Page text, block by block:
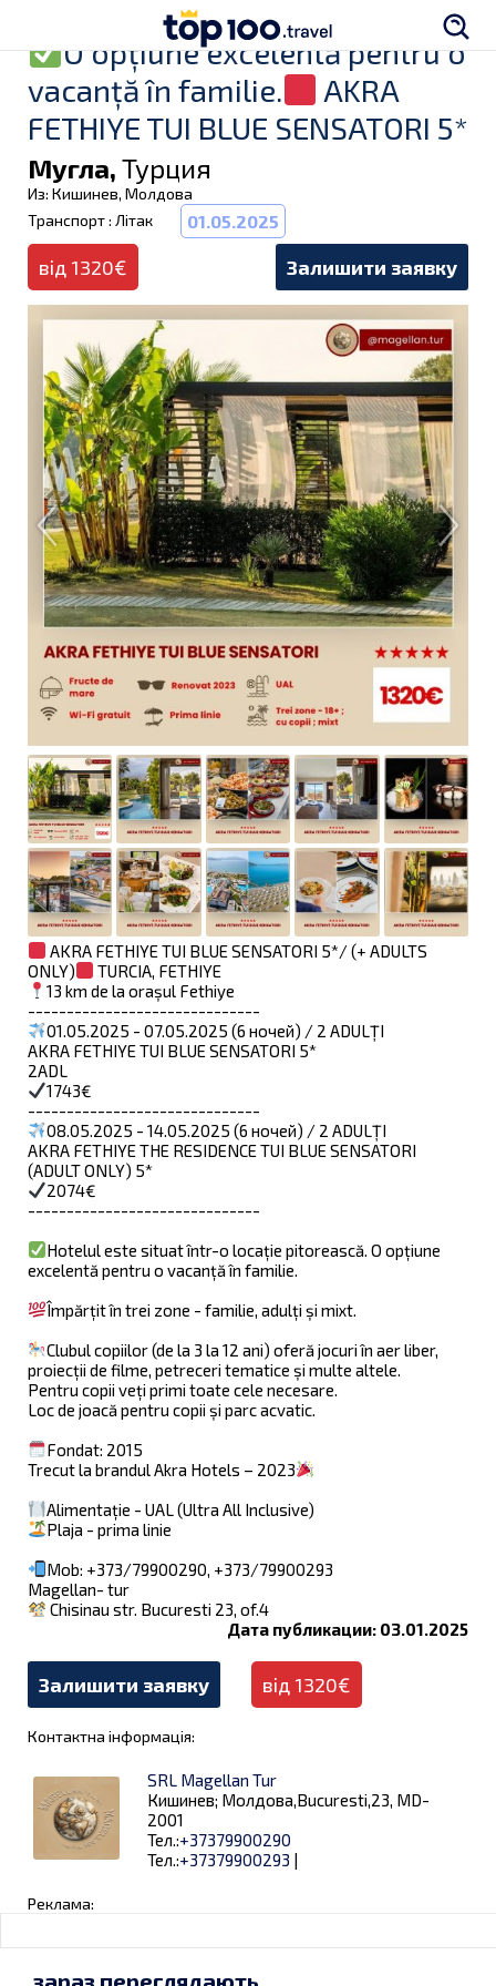
O opțiune excelentă pentru o
vacanță în familie.
AKRA
FETHIYE TUI BLUE SENSATORI 5*
Мугла, Турция
Из: Кишинев, Молдова
Транспорт : Літак
01.05.2025
від 1320€ Залишити заявку
AKRA FETHIYE TUI BLUE SENSATORI 5*/ (+ ADULTS
ONLY)
TURCIA, FETHIYE
13 km de la orașul Fethiye
------------------------------
01.05.2025 - 07.05.2025 (6 ночей) / 2 ADULȚI
AKRA FETHIYE TUI BLUE SENSATORI 5*
2ADL
1743€
------------------------------
08.05.2025 - 14.05.2025 (6 ночей) / 2 ADULȚI
AKRA FETHIYE THE RESIDENCE TUI BLUE SENSATORI
(ADULT ONLY) 5*
2074€
------------------------------
Hotelul este situat într-o locație pitorească. O opțiune
excelentă pentru o vacanță în familie.
Împărțit în trei zone - familie, adulți și mixt.
Clubul copiilor (de la 3 la 12 ani) oferă jocuri în aer liber,
proiecții de filme, petreceri tematice și multe altele.
Pentru copii veți primi toate cele necesare.
Loc de joacă pentru copii și parc acvatic.
Fondat: 2015
Trecut la brandul Akra Hotels – 2023
Alimentație - UAL (Ultra All Inclusive)
Plaja - prima linie
Mob: +373/79900290, +373/79900293
Magellan- tur
Chisinau str. Bucuresti 23, of.4
Дата публикации: 03.01.2025
Залишити заявку від 1320€
Контактна інформація:
SRL Magellan Tur
Кишинев; Молдова,Bucuresti,23, MD-
2001
Тел.:+37379900290
Тел.:+37379900293 |
Реклама:
зараз переглядають